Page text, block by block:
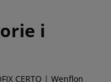
i
CERTO | Wenflon